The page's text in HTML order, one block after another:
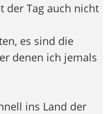
der Tag auch nicht
es sind die
denen ich jemals
ins Land der